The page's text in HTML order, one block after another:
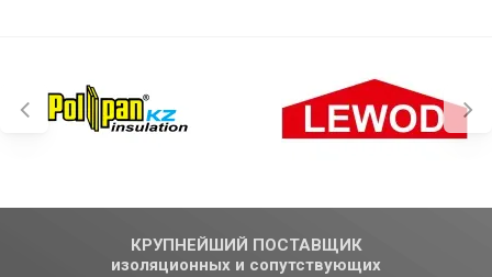
КРУПНЕЙШИЙ ПОСТАВЩИК
изоляционных и сопутствующих